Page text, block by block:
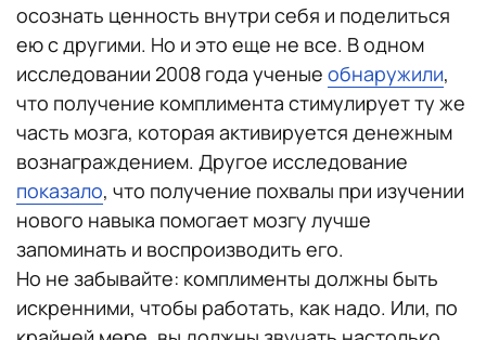
осознать ценность внутри себя и поделиться
ею с другими. Но и это еще не все. В одном
исследовании 2008 года ученые обнаружили,
что получение комплимента стимулирует ту же
часть мозга, которая активируется денежным
вознаграждением. Другое исследование
показало, что получение похвалы при изучении
нового навыка помогает мозгу лучше
запоминать и воспроизводить его.
Но не забывайте: комплименты должны быть
искренними, чтобы работать, как надо. Или, по